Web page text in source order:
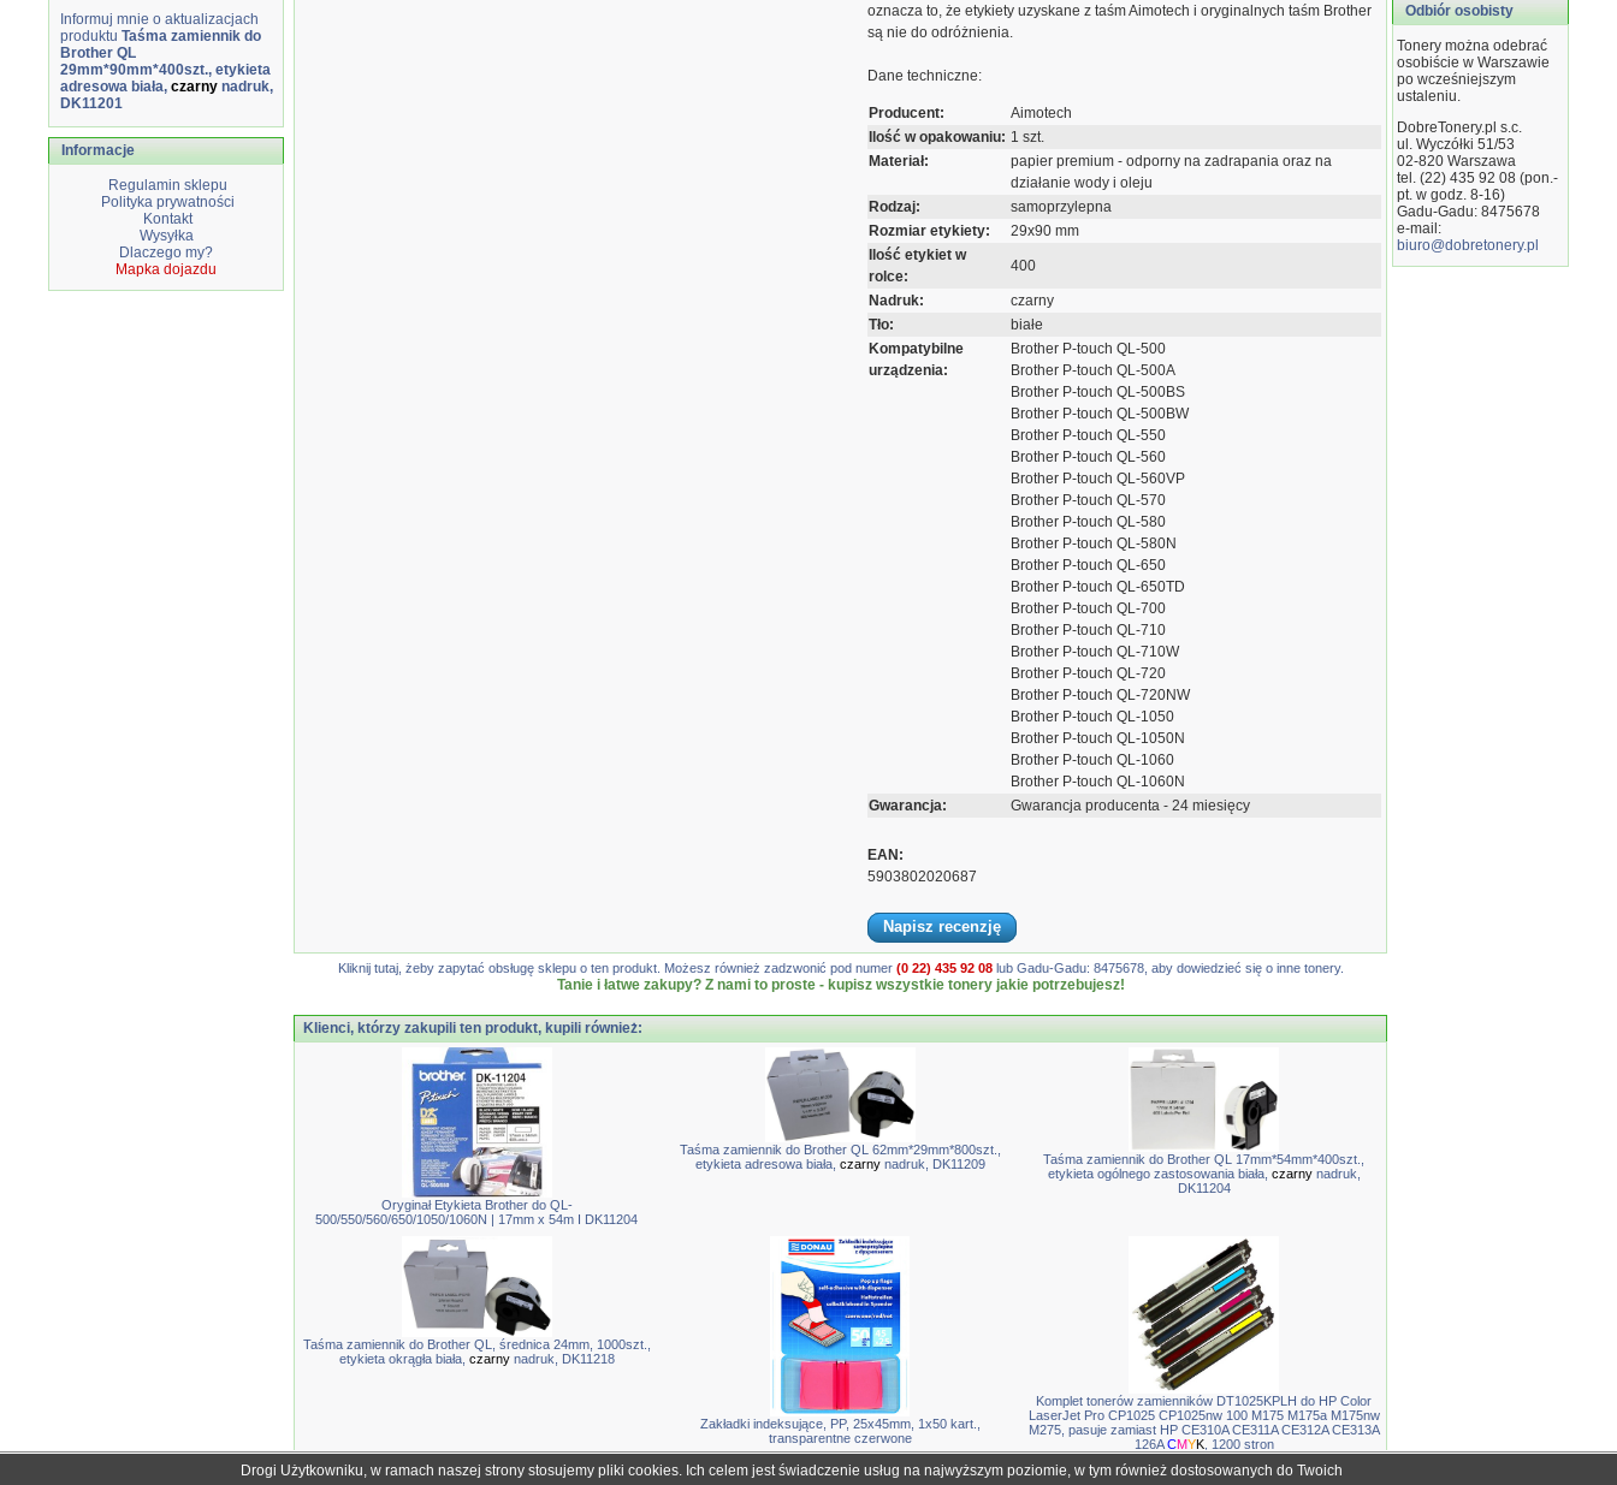
Informuj mnie o aktualizacjach
produktu Taśma zamiennik do
Brother QL
29mm*90mm*400szt., etykieta
adresowa biała, czarny nadruk,
DK11201
Informacje
Regulamin sklepu
Polityka prywatności
Kontakt
Wysyłka
Dlaczego my?
Mapka dojazdu
oznacza to, że etykiety uzyskane z taśm Aimotech i oryginalnych taśm Brother
są nie do odróżnienia.
Dane techniczne:
Producent:
Aimotech
Ilość w opakowaniu: 1 szt.
Materiał:
papier premium - odporny na zadrapania oraz na
działanie wody i oleju
Rodzaj:
samoprzylepna
Rozmiar etykiety:
29x90 mm
Ilość etykiet w
rolce:
400
Nadruk:
czarny
Tło:
białe
Kompatybilne
urządzenia:
Brother P-touch QL-500
Brother P-touch QL-500A
Brother P-touch QL-500BS
Brother P-touch QL-500BW
Brother P-touch QL-550
Brother P-touch QL-560
Brother P-touch QL-560VP
Brother P-touch QL-570
Brother P-touch QL-580
Brother P-touch QL-580N
Brother P-touch QL-650
Brother P-touch QL-650TD
Brother P-touch QL-700
Brother P-touch QL-710
Brother P-touch QL-710W
Brother P-touch QL-720
Brother P-touch QL-720NW
Brother P-touch QL-1050
Brother P-touch QL-1050N
Brother P-touch QL-1060
Brother P-touch QL-1060N
Gwarancja:
Gwarancja producenta - 24 miesięcy
EAN:
5903802020687
Napisz recenzję
Kliknij tutaj, żeby zapytać obsługę sklepu o ten produkt. Możesz również zadzwonić pod numer (0 22) 435 92 08lub Gadu-Gadu: 8475678, aby dowiedzieć się o inne tonery.
Tanie i łatwe zakupy? Z nami to proste - kupisz wszystkie tonery jakie potrzebujesz!
Klienci, którzy zakupili ten produkt, kupili również:
Oryginał Etykieta Brother do QL-
500/550/560/650/1050/1060N | 17mm x 54m I DK11204
Taśma zamiennik do Brother QL 62mm*29mm*800szt.,
etykieta adresowa biała, czarnynadruk, DK11209
Taśma zamiennik do Brother QL 17mm*54mm*400szt.,
etykieta ogólnego zastosowania biała, czarnynadruk,
DK11204
Taśma zamiennik do Brother QL, średnica 24mm, 1000szt.,
etykieta okrągła biała, czarnynadruk, DK11218
Zakładki indeksujące, PP, 25x45mm, 1x50 kart.,
transparentne czerwone
Komplet tonerów zamienników DT1025KPLH do HP Color
LaserJet Pro CP1025 CP1025nw 100 M175 M175a M175nw
M275, pasuje zamiast HP CE310A CE311A CE312A CE313A
126ACMYK, 1200 stron
Odbiór osobisty
Tonery można odebrać
osobiście w Warszawie
po wcześniejszym
ustaleniu.
DobreTonery.pl s.c.
ul. Wyczółki 51/53
02-820 Warszawa
tel. (22) 435 92 08 (pon.-
pt. w godz. 8-16)
Gadu-Gadu: 8475678
e-mail:
biuro@dobretonery.pl
Drogi Użytkowniku, w ramach naszej strony stosujemy pliki cookies. Ich celem jest świadczenie usług na najwyższym poziomie, w tym również dostosowanych do Twoich